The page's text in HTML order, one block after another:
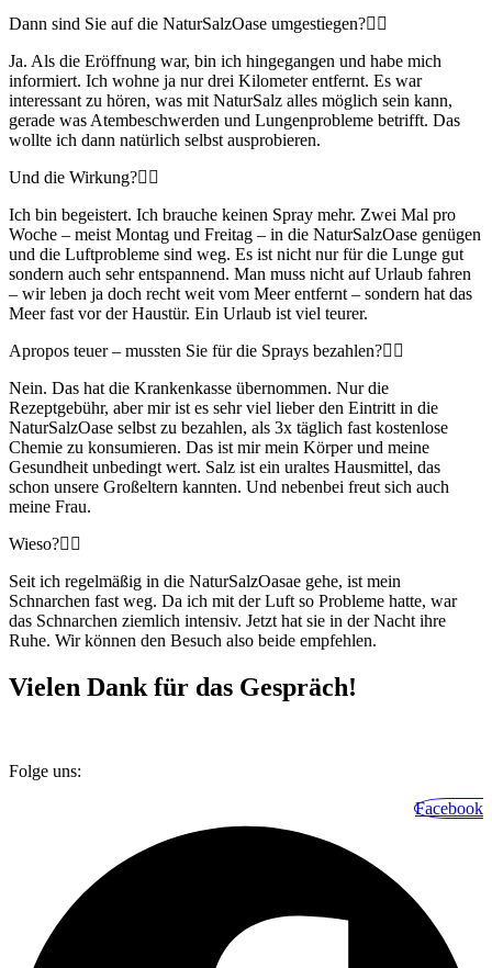
Dann sind Sie auf die NaturSalzOase umgestiegen?
Ja. Als die Eröffnung war, bin ich hingegangen und habe mich
informiert. Ich wohne ja nur drei Kilometer entfernt. Es war
interessant zu hören, was mit NaturSalz alles möglich sein kann,
gerade was Atembeschwerden und Lungenprobleme betrifft. Das
wollte ich dann natürlich selbst ausprobieren.
Und die Wirkung?
Ich bin begeistert. Ich brauche keinen Spray mehr. Zwei Mal pro
Woche – meist Montag und Freitag – in die NaturSalzOase genügen
und die Luftprobleme sind weg. Es ist nicht nur für die Lunge gut
sondern auch sehr entspannend. Man muss nicht auf Urlaub fahren
– wir leben ja doch recht weit vom Meer entfernt – sondern hat das
Meer fast vor der Haustür. Ein Urlaub ist viel teurer.
Apropos teuer – mussten Sie für die Sprays bezahlen?
Nein. Das hat die Krankenkasse übernommen. Nur die
Rezeptgebühr, aber mir ist es sehr viel lieber den Eintritt in die
NaturSalzOase selbst zu bezahlen, als 3x täglich fast kostenlose
Chemie zu konsumieren. Das ist mir mein Körper und meine
Gesundheit unbedingt wert. Salz ist ein uraltes Hausmittel, das
schon unsere Großeltern kannten. Und nebenbei freut sich auch
meine Frau.
Wieso?
Seit ich regelmäßig in die NaturSalzOasae gehe, ist mein
Schnarchen fast weg. Da ich mit der Luft so Probleme hatte, war
das Schnarchen ziemlich intensiv. Jetzt hat sie in der Nacht ihre
Ruhe. Wir können den Besuch also beide empfehlen.
Vielen Dank für das Gespräch!
Folge uns:
Facebook